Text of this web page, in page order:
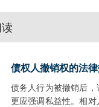
债权人撤销权的法
债务人行为被撤销后
更应强调私益性。相